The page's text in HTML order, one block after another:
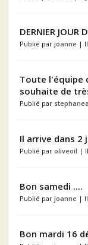
DERNIER JOUR
Publié parjoanne |
Toute l'équipe
souhaite de
Publié par
Il arrive dans 2
Publié paroliveoil |
Bon samedi ....
Publié parjoanne |
Bon mardi 16